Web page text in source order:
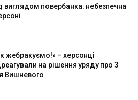
виглядом повербанка: небезпечна
жебракуємо!» – херсонці
на рішення уряду про 3
Вишневого